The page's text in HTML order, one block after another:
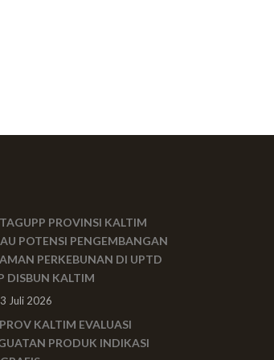
PROVINSI KALTIM
POTENSI PENGEMBANGAN
PERKEBUNAN DI UPTD
DISBUN KALTIM
Juli 2026
KALTIM EVALUASI
PRODUK INDIKASI